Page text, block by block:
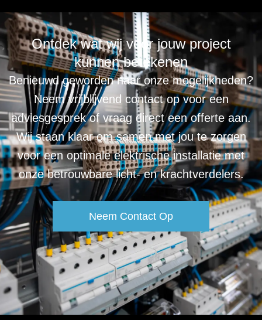
Ontdek wat wij voor jouw project
kunnen betekenen
Benieuwd geworden naar onze mogelijkheden?
Neem vrijblijvend contact op voor een
adviesgesprek of vraag direct een offerte aan.
Wij staan klaar om samen met jou te zorgen
voor een optimale elektrische installatie met
onze betrouwbare licht- en krachtverdelers.
Neem Contact Op